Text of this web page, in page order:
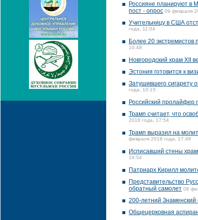
Россияне планируют в
пост - опрос 09 февраля
Учительницу в США
года, 11:04
Более 20 экстремистов
10:48
Новгородский храм XII
Эстония готовится к
Затушившего сигарету
года, 10:15
Российский пролайфер
Трамп считает, что
2018 года, 17:54
Трамп выразил на
февраля 2018 года, 17:48
Исписавший стены
16:54
Патриарх Кирилл
Представительство
обратный самолет 08
200-летний Знаменский
Общецерковная